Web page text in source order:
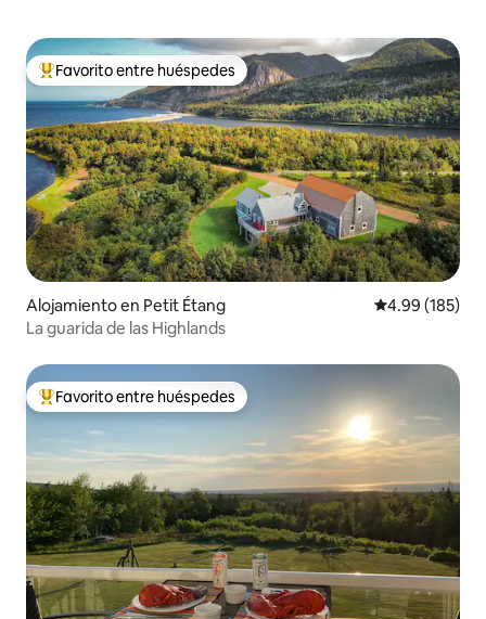
Favorito entre huéspedes preferido
Favorito entre huéspedes
Alojamiento en Petit Étang Calificación
4.99 (185)
La guarida de las Highlands
Favorito entre huéspedes preferido
Favorito entre huéspedes